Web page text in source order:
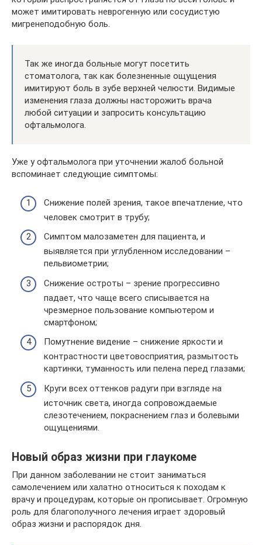
может имитировать неврогенную или сосудистую
мигренеподобную боль.
Так же иногда больные могут посетить
стоматолога, так как болезненные ощущения
имитируют боль в зубе верхней челюсти. Видимые
изменения глаза должны насторожить врача
любой ситуации и запросить консультацию
офтальмолога.
Уже у офтальмолога при уточнении жалоб больной
вспоминает следующие симптомы:
Снижение полей зрения, такое впечатление, что
человек смотрит в трубу;
Симптом малозаметен для пациента, и
выявляется при углубленном исследовании –
пельвиометрии;
Снижение остроты – зрение прогрессивно
падает, что чаще всего списывается на
чрезмерное пользование компьютером и
смартфоном;
Помутнение видение – снижение яркости и
контрастности цветовосприятия, размытость
картинки, туманность или пелена перед глазами;
Круги всех оттенков радуги при взгляде на
источник света, иногда сопровождаемые
слезотечением, покраснением глаз и болевыми
ощущениями.
Новый образ жизни при глаукоме
При данном заболевании не стоит заниматься
самолечением или халатно относиться к походам к
врачу и процедурам, которые он прописывает. Огромную
роль для благополучного лечения играет здоровый
образ жизни и распорядок дня.